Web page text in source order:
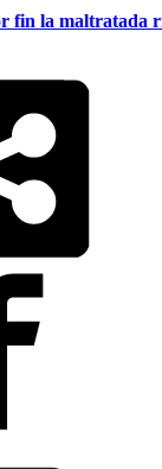
fin la maltratada